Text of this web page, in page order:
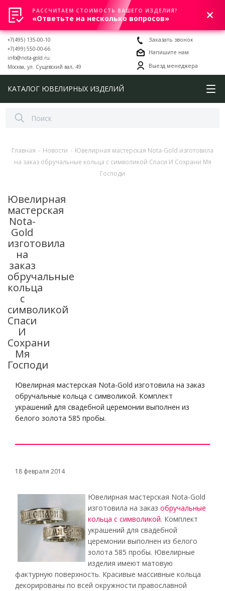
0
+7(495) 135-00-10
+7(499) 550-00-66
info@nota-gold.ru
Москва, ул. Сущевский вал, 49
Заказать звонок
Напишите нам
Выезд менеджера
КАТАЛОГ ЮВЕЛИРНЫХ ИЗДЕЛИЙ
Главная - Новости - Ювелирная мастерская Nota-Gold изготовила
на заказ обручальные кольца с символикой Спаси И Сохрани Мя
Господи
Ювелирная
мастерская
Nota-
Gold
изготовила
на
заказ
обручальные
кольца
с
символикой
Спаси
И
Сохрани
Мя
Господи
Ювелирная мастерская Nota-Gold изготовила на заказ
обручальные кольца с символикой. Комплект
украшений для свадебной церемонии выполнен из
белого золота 585 пробы.
18 февраля 2014
Ювелирная мастерская Nota-Gold
изготовила на заказ обручальные
кольца с символикой. Комплект
украшений для свадебной
церемонии выполнен из белого
золота 585 пробы. Ювелирные
изделия имеют матовую
фактурную поверхность. Красивые массивные кольца
декорированы по всей окружности православной
РАССЧИТАЕМ СТОИМОСТЬ ВАШЕГО ИЗДЕЛИЯ?
«Ответьте на несколько вопросов»